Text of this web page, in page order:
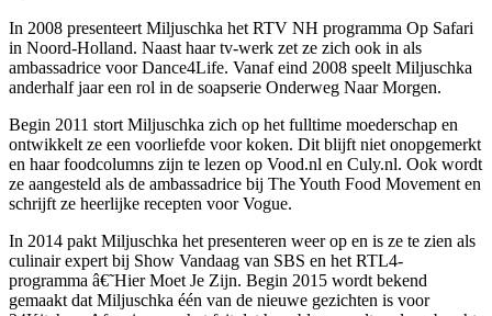
In 2008 presenteert Miljuschka het RTV NH programma Op Safari
in Noord-Holland. Naast haar tv-werk zet ze zich ook in als
ambassadrice voor Dance4Life. Vanaf eind 2008 speelt Miljuschka
anderhalf jaar een rol in de soapserie Onderweg Naar Morgen.
Begin 2011 stort Miljuschka zich op het fulltime moederschap en
ontwikkelt ze een voorliefde voor koken. Dit blijft niet onopgemerkt
en haar foodcolumns zijn te lezen op Vood.nl en Culy.nl. Ook wordt
ze aangesteld als de ambassadrice bij The Youth Food Movement en
schrijft ze heerlijke recepten voor Vogue.
In 2014 pakt Miljuschka het presenteren weer op en is ze te zien als
culinair expert bij Show Vandaag van SBS en het RTL4-
programma â€˜Hier Moet Je Zijn. Begin 2015 wordt bekend
gemaakt dat Miljuschka één van de nieuwe gezichten is voor